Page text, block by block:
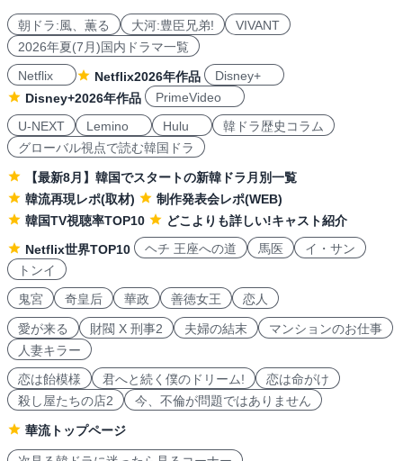
朝ドラ:風、薫る 大河:豊臣兄弟!
VIVANT
2026年夏(7月)国内ドラマ一覧
Netflix
Netflix2026年作品
Disney+
Disney+2026年作品
PrimeVideo
U-NEXT
Lemino Hulu
韓ドラ歴史コラム
グローバル視点で読む韓国ドラ
【最新8月】韓国でスタートの新韓ドラ月別一覧
韓流再現レポ(取材)
制作発表会レポ(WEB)
韓国TV視聴率TOP10
どこよりも詳しい!キャスト紹介
Netflix世界TOP10
ヘチ 王座への道 馬医
イ・サン
トンイ
鬼宮
奇皇后 華政 善徳女王 恋人
愛が来る 財閥 X 刑事2 夫婦の結末
マンションのお仕事
人妻キラー
恋は飴模様
君へと続く僕のドリーム!
恋は命がけ
殺し屋たちの店2
今、不倫が問題ではありません
華流トップページ